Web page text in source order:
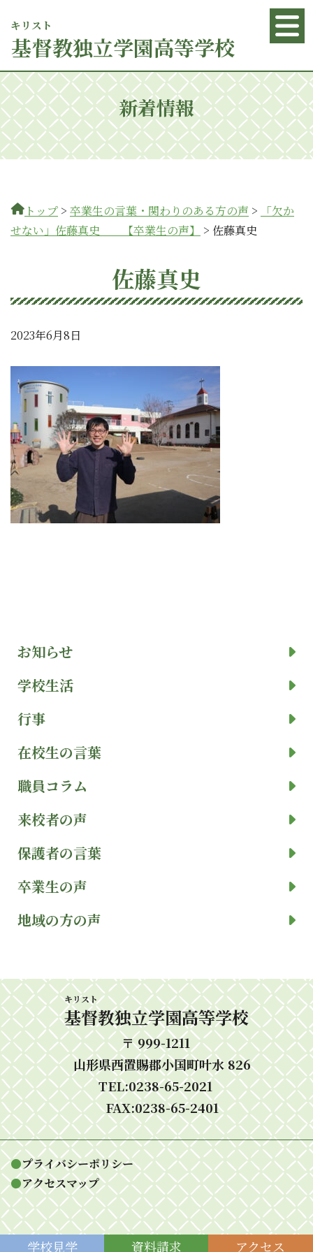
基督
キリスト
教独立学園高等学校
新着情報
お知らせ
学校生活
行事
在校生の言葉
職員コラム
来校者の声
保護者の言葉
卒業生の声
地域の方の声
トップ > 卒業生の言葉・関わりのある方の声 >
「欠か
せない」佐藤真史 【卒業生の声】
> 佐藤真史
佐藤真史
2023年6月8日
基督
キリスト
教独立学園高等学校
〒 999-1211
山形県西置賜郡小国町叶水 826
TEL:0238-65-2021
FAX:0238-65-2401
●プライバシーポリシー
●アクセスマップ
学校見学 資料請求 アクセス